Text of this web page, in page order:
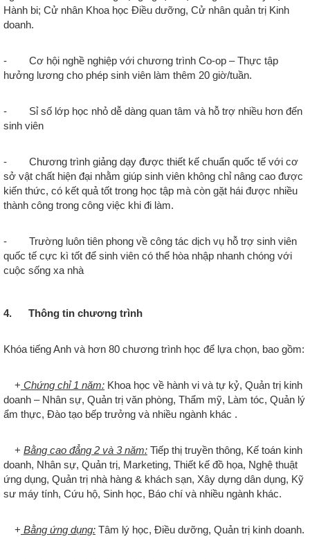
Hành bi; Cử nhân Khoa học Điều dưỡng, Cử nhân quản trị Kinh
doanh.
- Cơ hội nghề nghiệp với chương trình Co-op – Thực tập
hưởng lương cho phép sinh viên làm thêm 20 giờ/tuần.
- Sỉ số lớp học nhỏ dễ dàng quan tâm và hỗ trợ nhiều hơn đến
sinh viên
- Chương trình giảng dạy được thiết kế chuẩn quốc tế với cơ
sở vật chất hiện đại nhằm giúp sinh viên không chỉ nâng cao được
kiến thức, có kết quả tốt trong học tập mà còn gặt hái được nhiều
thành công trong công việc khi đi làm.
- Trường luôn tiên phong về công tác dịch vụ hỗ trợ sinh viên
quốc tế cực kì tốt để sinh viên có thể hòa nhập nhanh chóng với
cuộc sống xa nhà
4. Thông tin chương trình
Khóa tiếng Anh và hơn 80 chương trình học để lựa chọn, bao gồm:
+ Chứng chỉ 1 năm: Khoa học về hành vi và tự kỷ, Quản trị kinh
doanh – Nhân sự, Quản trị văn phòng, Thẩm mỹ, Làm tóc, Quản lý
ẩm thực, Đào tạo bếp trưởng và nhiều ngành khác .
+ Bằng cao đẳng 2 và 3 năm: Tiếp thị truyền thông, Kế toán kinh
doanh, Nhân sự, Quản trị, Marketing, Thiết kế đồ họa, Nghệ thuật
ứng dụng, Quản trị nhà hàng & khách sạn, Xây dựng dân dụng, Kỹ
sư máy tính, Cứu hộ, Sinh học, Báo chí và nhiều ngành khác.
+ Bằng ứng dụng: Tâm lý học, Điều dưỡng, Quản trị kinh doanh.